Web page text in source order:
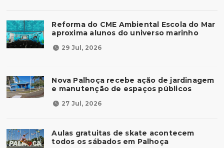
Reforma do CME Ambiental Escola do Mar
aproxima alunos do universo marinho
29 Jul, 2026
Nova Palhoça recebe ação de jardinagem
e manutenção de espaços públicos
27 Jul, 2026
Aulas gratuitas de skate acontecem
todos os sábados em Palhoça